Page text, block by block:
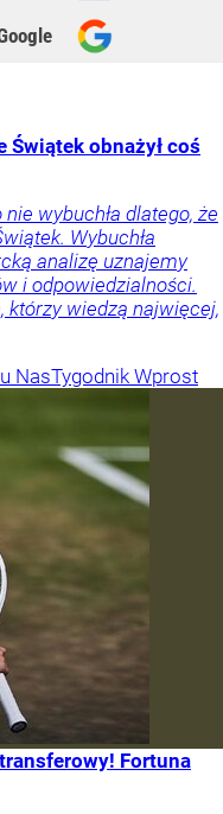
Świątek obnażył coś
wybuchła dlatego, że
Wybuchła
analizę uznajemy
i odpowiedzialności.
którzy wiedzą najwięcej,
NasTygodnik Wprost
Fortuna